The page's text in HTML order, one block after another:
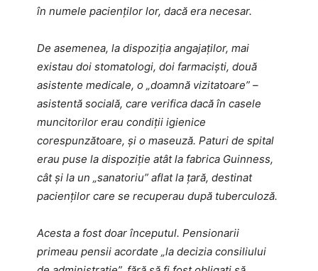
în numele pacienților lor, dacă era necesar.
De asemenea, la dispoziția angajaților, mai
existau doi stomatologi, doi farmaciști, două
asistente medicale, o „doamnă vizitatoare” –
asistentă socială, care verifica dacă în casele
muncitorilor erau condiții igienice
corespunzătoare, și o maseuză. Paturi de spital
erau puse la dispoziție atât la fabrica Guinness,
cât și la un „sanatoriu” aflat la țară, destinat
pacienților care se recuperau după tuberculoză.
Acesta a fost doar începutul. Pensionarii
primeau pensii acordate „la decizia consiliului